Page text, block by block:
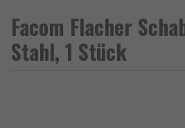
Facom Flacher
Stahl, 1 Stück